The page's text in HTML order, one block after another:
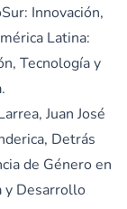
Innovación,
Latina:
Tecnología y
Juan José
Detrás
de Género en
y Desarrollo